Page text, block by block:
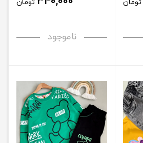
تومان تومان
ناموجود